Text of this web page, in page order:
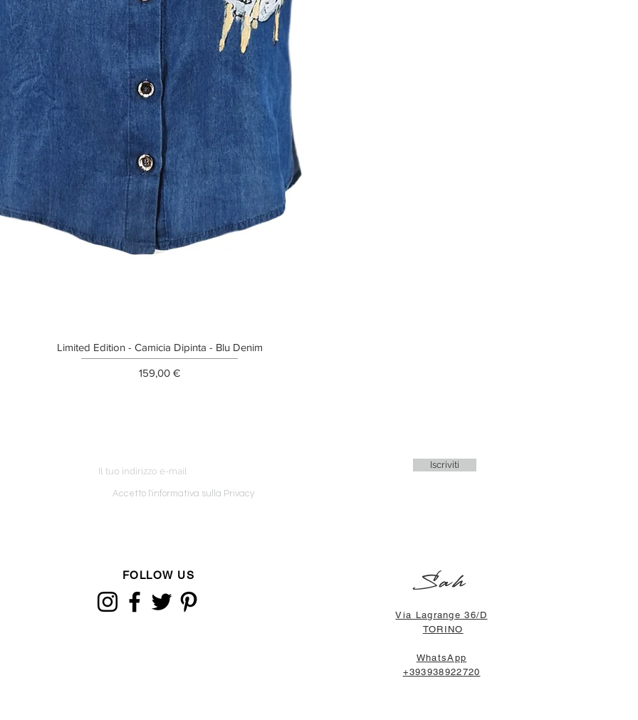
Limited Edition - Camicia Dipinta - Blu Denim
Prezzo
159,00 €
Iscriviti
Accetto l'informativa sulla Privacy
FOLLOW US Sah
Via Lagrange 36/D
TORINO
WhatsApp
+393938922720